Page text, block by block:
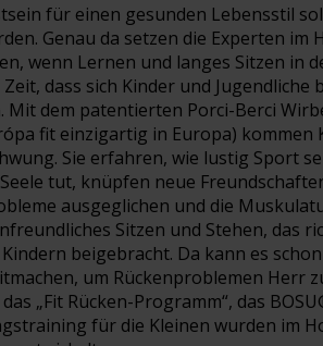
für einen gesunden Lebensstil
Genau da setzen die Experten im
wenn Lernen und langes Sitzen in
dass sich Kinder und Jugendliche
Mit dem patentierten Porci-Berci
fit einzigartig in Europa) kommen
Sie erfahren, wie lustig Sport
tut, knüpfen neue
ausgeglichen und die
Sitzen und Stehen, das
beigebracht. Da kann es
um Rückenproblemen Herr
das „Fit Rücken-Programm“, das
für die Kleinen wurden im